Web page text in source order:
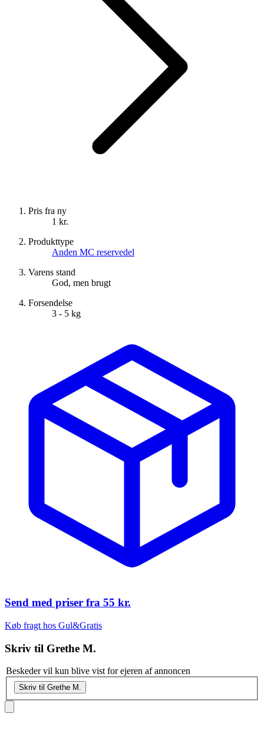
Pris fra ny
1 kr.
Produkttype
Anden MC reservedel
Varens stand
God, men brugt
Forsendelse
3 - 5 kg
Send med priser fra 55 kr.
Køb fragt hos Gul&Gratis
Skriv til Grethe M.
Beskeder vil kun blive vist for ejeren af annoncen
Skriv til Grethe M.